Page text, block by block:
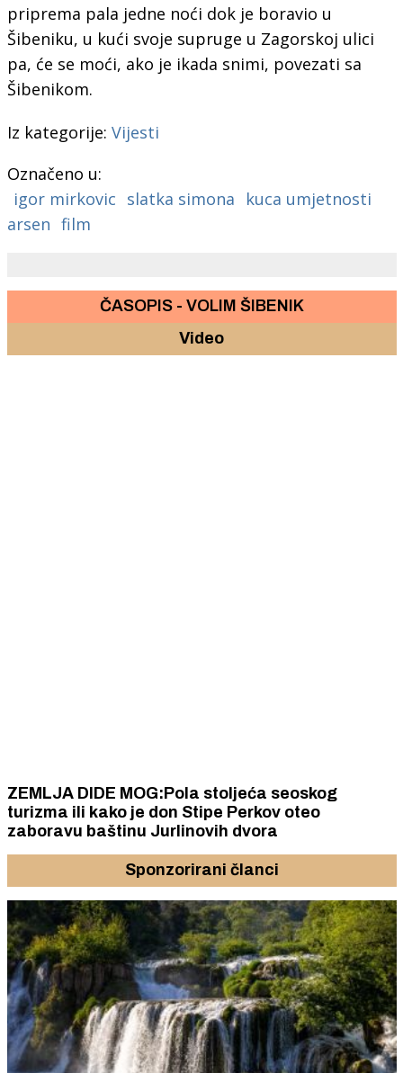
priprema pala jedne noći dok je boravio u
Šibeniku, u kući svoje supruge u Zagorskoj ulici
pa, će se moći, ako je ikada snimi, povezati sa
Šibenikom.
Iz kategorije: Vijesti
Označeno u:
igor mirkovic slatka simona
kuca umjetnosti
arsen film
ČASOPIS - VOLIM ŠIBENIK
Video
ZEMLJA DIDE MOG:Pola stoljeća seoskog
turizma ili kako je don Stipe Perkov oteo
zaboravu baštinu Jurlinovih dvora
Sponzorirani članci